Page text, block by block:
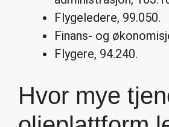
Flygeledere, 99.050.
Finans- og
Flygere, 94.240.
Hvor mye